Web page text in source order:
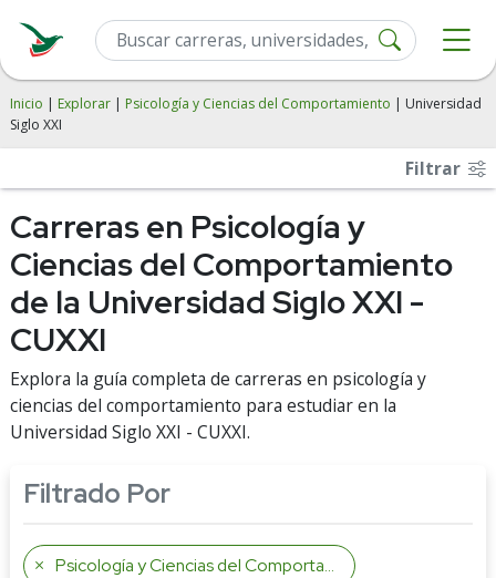
Inicio | Explorar | Psicología y Ciencias del Comportamiento | Universidad
Siglo XXI
Filtrar
Carreras en Psicología y
Ciencias del Comportamiento
de la Universidad Siglo XXI -
CUXXI
Explora la guía completa de carreras en psicología y
ciencias del comportamiento para estudiar en la
Universidad Siglo XXI - CUXXI.
Filtrado Por
Psicología y Ciencias del Comportamiento